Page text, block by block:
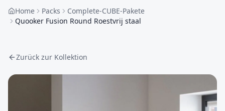
Home Packs
Complete-CUBE-Pakete
Quooker Fusion Round Roestvrij staal
Zurück zur Kollektion